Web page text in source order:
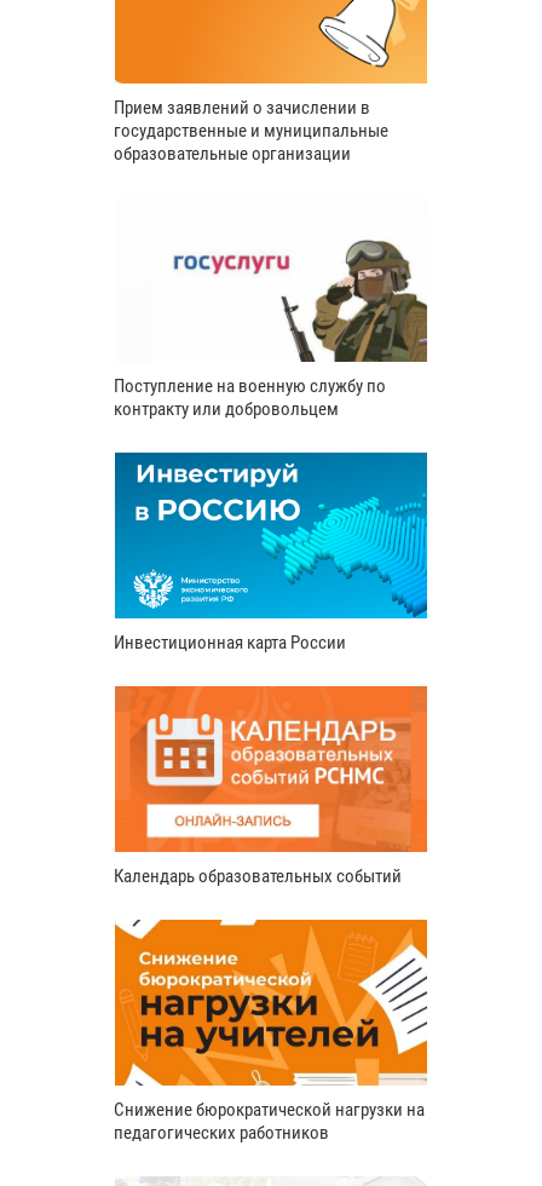
Прием заявлений о зачислении в
государственные и муниципальные
образовательные организации
Поступление на военную службу по
контракту или добровольцем
Инвестиционная карта России
Календарь образовательных событий
Снижение бюрократической нагрузки на
педагогических работников